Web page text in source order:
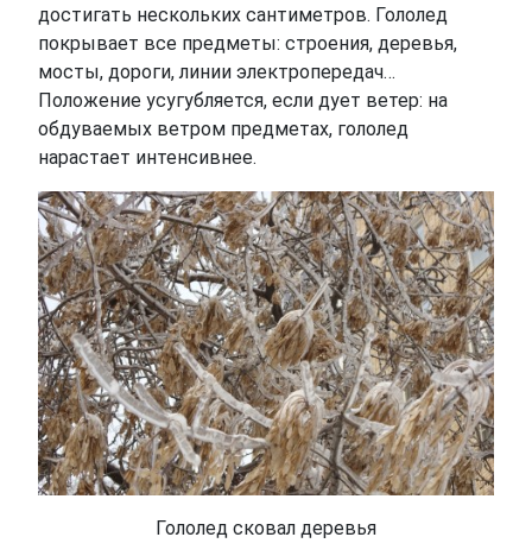
достигать нескольких сантиметров. Гололед
покрывает все предметы: строения, деревья,
мосты, дороги, линии электропередач…
Положение усугубляется, если дует ветер: на
обдуваемых ветром предметах, гололед
нарастает интенсивнее.
Гололед сковал деревья